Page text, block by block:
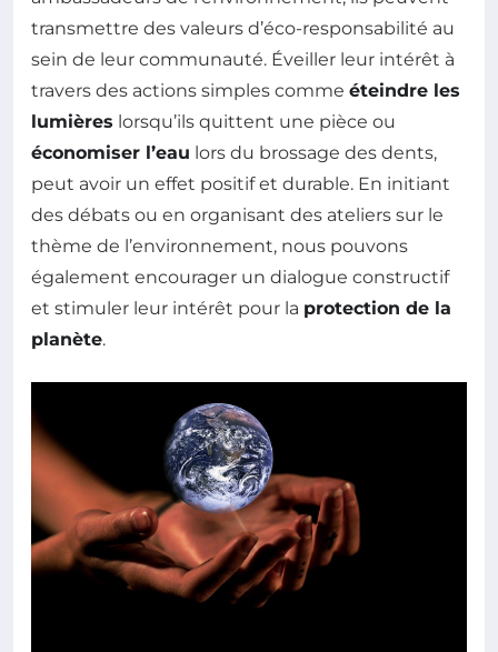
transmettre des valeurs d’éco-responsabilité au
sein de leur communauté. Éveiller leur intérêt à
travers des actions simples comme éteindre les
lumières lorsqu’ils quittent une pièce ou
économiser l’eau lors du brossage des dents,
peut avoir un effet positif et durable. En initiant
des débats ou en organisant des ateliers sur le
thème de l’environnement, nous pouvons
également encourager un dialogue constructif
et stimuler leur intérêt pour la protection de la
planète.